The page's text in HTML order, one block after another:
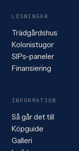
LÖSNINGAR
Trädgårdshus
Kolonistugor
SIPs-paneler
Finansiering
INFORMATION
Så går det till
Köpguide
Galleri